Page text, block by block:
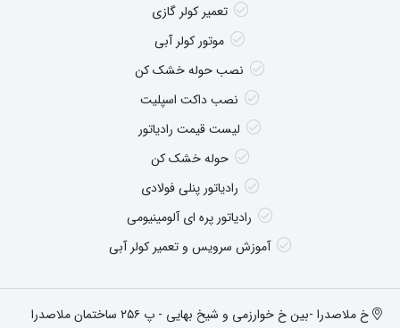
تعمیر کولر گازی
موتور کولر آبی
نصب حوله خشک کن
نصب داکت اسپلیت
لیست قیمت رادیاتور
حوله خشک کن
رادیاتور پنلی فولادی
رادیاتور پره ای آلومینیومی
آموزش سرویس و تعمیر کولر آبی
خ ملاصدرا -بین خ خوارزمی و شیخ بهایی - پ ۲۵۶ ساختمان ملاصدرا